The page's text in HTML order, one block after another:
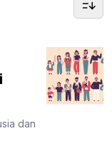
dan